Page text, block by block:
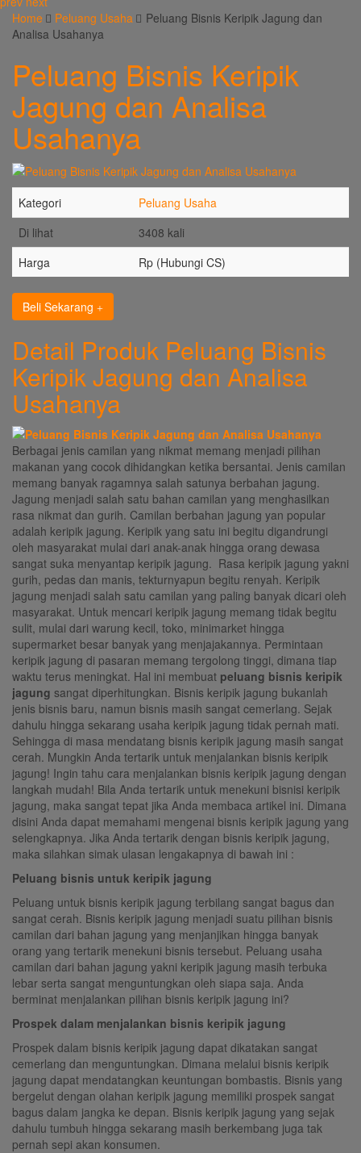
Home
Peluang Usaha
Peluang Bisnis Keripik Jagung dan
Analisa Usahanya
Peluang Bisnis Keripik
Jagung dan Analisa
Usahanya
Kategori
Peluang Usaha
Di lihat
3408 kali
Harga
Rp (Hubungi CS)
Beli Sekarang
Detail Produk Peluang Bisnis
Keripik Jagung dan Analisa
Usahanya
Berbagai jenis camilan yang nikmat memang menjadi pilihan
makanan yang cocok dihidangkan ketika bersantai. Jenis camilan
memang banyak ragamnya salah satunya berbahan jagung.
Jagung menjadi salah satu bahan camilan yang menghasilkan
rasa nikmat dan gurih. Camilan berbahan jagung yan popular
adalah keripik jagung. Keripik yang satu ini begitu digandrungi
oleh masyarakat mulai dari anak-anak hingga orang dewasa
sangat suka menyantap keripik jagung. Rasa keripik jagung yakni
gurih, pedas dan manis, tekturnyapun begitu renyah. Keripik
jagung menjadi salah satu camilan yang paling banyak dicari oleh
masyarakat. Untuk mencari keripik jagung memang tidak begitu
sulit, mulai dari warung kecil, toko, minimarket hingga
supermarket besar banyak yang menjajakannya. Permintaan
keripik jagung di pasaran memang tergolong tinggi, dimana tiap
waktu terus meningkat. Hal ini membuat peluang bisnis keripik
jagung sangat diperhitungkan. Bisnis keripik jagung bukanlah
jenis bisnis baru, namun bisnis masih sangat cemerlang. Sejak
dahulu hingga sekarang usaha keripik jagung tidak pernah mati.
Sehingga di masa mendatang bisnis keripik jagung masih sangat
cerah. Mungkin Anda tertarik untuk menjalankan bisnis keripik
jagung! Ingin tahu cara menjalankan bisnis keripik jagung dengan
langkah mudah! Bila Anda tertarik untuk menekuni bisnisi keripik
jagung, maka sangat tepat jika Anda membaca artikel ini. Dimana
disini Anda dapat memahami mengenai bisnis keripik jagung yang
selengkapnya. Jika Anda tertarik dengan bisnis keripik jagung,
maka silahkan simak ulasan lengakapnya di bawah ini :
Peluang bisnis untuk keripik jagung
Peluang untuk bisnis keripik jagung terbilang sangat bagus dan
sangat cerah. Bisnis keripik jagung menjadi suatu pilihan bisnis
camilan dari bahan jagung yang menjanjikan hingga banyak
orang yang tertarik menekuni bisnis tersebut. Peluang usaha
camilan dari bahan jagung yakni keripik jagung masih terbuka
lebar serta sangat menguntungkan oleh siapa saja. Anda
berminat menjalankan pilihan bisnis keripik jagung ini?
Prospek dalam menjalankan bisnis keripik jagung
Prospek dalam bisnis keripik jagung dapat dikatakan sangat
cemerlang dan menguntungkan. Dimana melalui bisnis keripik
jagung dapat mendatangkan keuntungan bombastis. Bisnis yang
bergelut dengan olahan keripik jagung memiliki prospek sangat
bagus dalam jangka ke depan. Bisnis keripik jagung yang sejak
dahulu tumbuh hingga sekarang masih berkembang juga tak
pernah sepi akan konsumen.